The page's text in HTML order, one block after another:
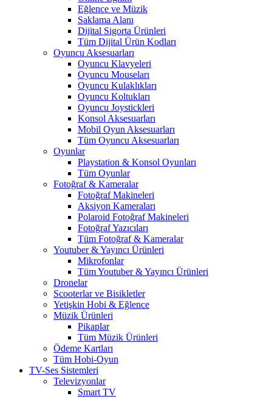
Eğlence ve Müzik
Saklama Alanı
Dijital Sigorta Ürünleri
Tüm Dijital Ürün Kodları
Oyuncu Aksesuarları
Oyuncu Klavyeleri
Oyuncu Mouseları
Oyuncu Kulaklıkları
Oyuncu Koltukları
Oyuncu Joystickleri
Konsol Aksesuarları
Mobil Oyun Aksesuarları
Tüm Oyuncu Aksesuarları
Oyunlar
Playstation & Konsol Oyunları
Tüm Oyunlar
Fotoğraf & Kameralar
Fotoğraf Makineleri
Aksiyon Kameraları
Polaroid Fotoğraf Makineleri
Fotoğraf Yazıcıları
Tüm Fotoğraf & Kameralar
Youtuber & Yayıncı Ürünleri
Mikrofonlar
Tüm Youtuber & Yayıncı Ürünleri
Dronelar
Scooterlar ve Bisikletler
Yetişkin Hobi & Eğlence
Müzik Ürünleri
Pikaplar
Tüm Müzik Ürünleri
Ödeme Kartları
Tüm Hobi-Oyun
TV-Ses Sistemleri
Televizyonlar
Smart TV